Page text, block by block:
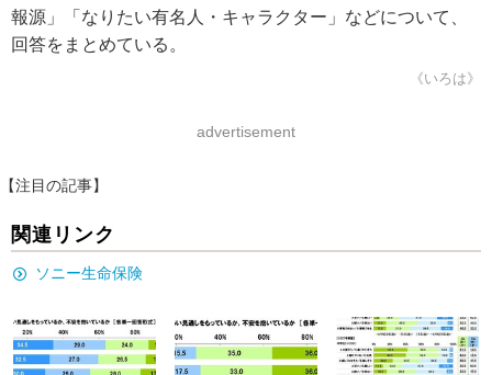
報源」「なりたい有名人・キャラクター」などについて、
回答をまとめている。
《いろは》
advertisement
【注目の記事】
関連リンク
ソニー生命保険